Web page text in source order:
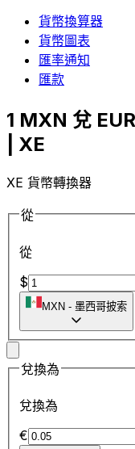
貨幣換算器
貨幣圖表
匯率通知
匯款
1 MXN 兌
| XE
XE 貨幣轉換器
從
從
$
MXN - 墨西哥披索
兌換為
兌換為
€